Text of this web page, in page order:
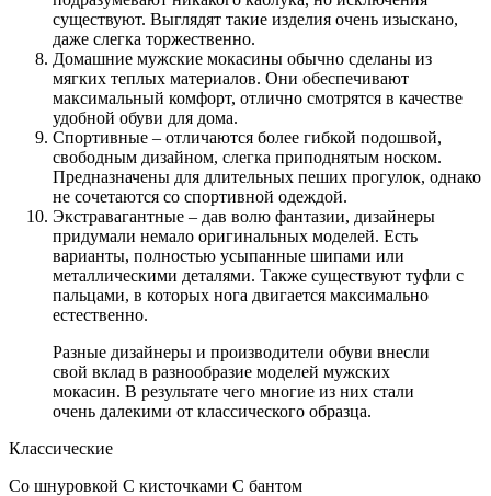
существуют. Выглядят такие изделия очень изыскано,
даже слегка торжественно.
Домашние мужские мокасины обычно сделаны из
мягких теплых материалов. Они обеспечивают
максимальный комфорт, отлично смотрятся в качестве
удобной обуви для дома.
Спортивные – отличаются более гибкой подошвой,
свободным дизайном, слегка приподнятым носком.
Предназначены для длительных пеших прогулок, однако
не сочетаются со спортивной одеждой.
Экстравагантные – дав волю фантазии, дизайнеры
придумали немало оригинальных моделей. Есть
варианты, полностью усыпанные шипами или
металлическими деталями. Также существуют туфли с
пальцами, в которых нога двигается максимально
естественно.
Разные дизайнеры и производители обуви внесли
свой вклад в разнообразие моделей мужских
мокасин. В результате чего многие из них стали
очень далекими от классического образца.
Классические
Со шнуровкой С кисточками С бантом